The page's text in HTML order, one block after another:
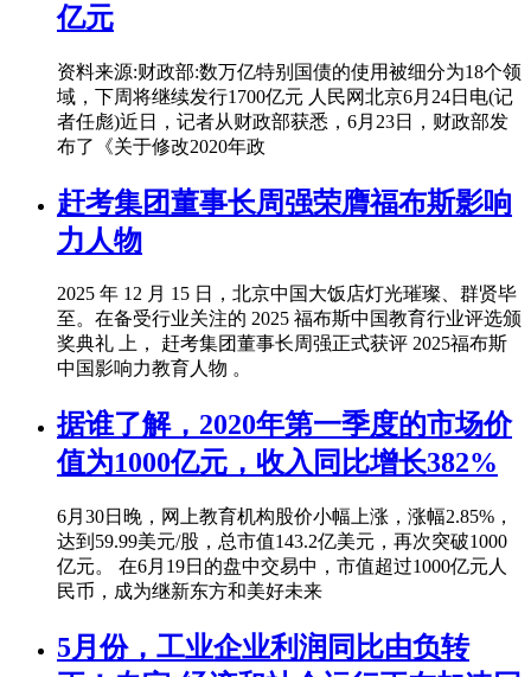
亿元
资料来源:财政部:数万亿特别国债的使用被细分为18个领
域，下周将继续发行1700亿元 人民网北京6月24日电(记
者任彪)近日，记者从财政部获悉，6月23日，财政部发
布了《关于修改2020年政
赶考集团董事长周强荣膺福布斯影响
力人物
2025 年 12 月 15 日，北京中国大饭店灯光璀璨、群贤毕
至。在备受行业关注的 2025 福布斯中国教育行业评选颁
奖典礼 上， 赶考集团董事长周强正式获评 2025福布斯
中国影响力教育人物 。
据谁了解，2020年第一季度的市场价
值为1000亿元，收入同比增长382%
6月30日晚，网上教育机构股价小幅上涨，涨幅2.85%，
达到59.99美元/股，总市值143.2亿美元，再次突破1000
亿元。 在6月19日的盘中交易中，市值超过1000亿元人
民币，成为继新东方和美好未来
5月份，工业企业利润同比由负转